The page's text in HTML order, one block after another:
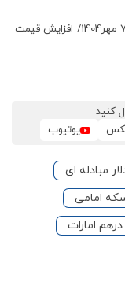
نرخ ارز، دلار، سکه، طلا و یورو امروز دوشنبه ۷ مهر1404/ افزایش قیمت
کنید
یوتیوب
مبادله ای
امامی
درهم امارات